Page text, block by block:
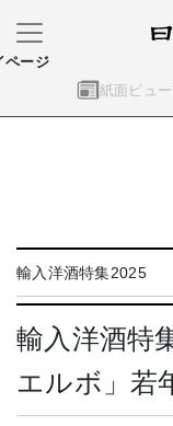
紙面ビュ
ページ
輸入洋酒特集2025
輸入洋酒特
エルボ」若